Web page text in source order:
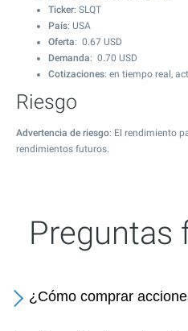
Ticker: SLQT
País: USA
Oferta: 0.67 USD
Demanda: 0.70 USD
Cotizaciones: en tiempo real,
Riesgo
Advertencia de riesgo: El rendimiento
rendimientos futuros.
Preguntas
¿Cómo comprar